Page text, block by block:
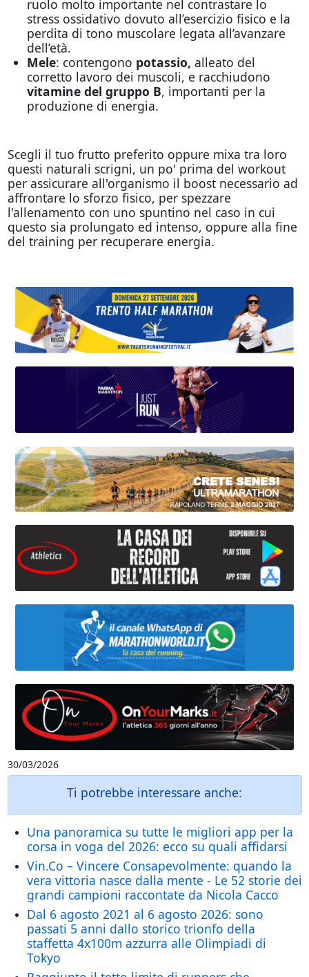
ruolo molto importante nel contrastare lo
stress ossidativo dovuto all’esercizio fisico e la
perdita di tono muscolare legata all’avanzare
dell’età.
Mele: contengono potassio, alleato del
corretto lavoro dei muscoli, e racchiudono
vitamine del gruppo B, importanti per la
produzione di energia.
Scegli il tuo frutto preferito oppure mixa tra loro
questi naturali scrigni, un po' prima del workout
per assicurare all'organismo il boost necessario ad
affrontare lo sforzo fisico, per spezzare
l'allenamento con uno spuntino nel caso in cui
questo sia prolungato ed intenso, oppure alla fine
del training per recuperare energia.
30/03/2026
Ti potrebbe interessare anche:
Una panoramica su tutte le migliori app per la
corsa in voga del 2026: ecco su quali affidarsi
Vin.Co – Vincere Consapevolmente: quando la
vera vittoria nasce dalla mente - Le 52 storie dei
grandi campioni raccontate da Nicola Cacco
Dal 6 agosto 2021 al 6 agosto 2026: sono
passati 5 anni dallo storico trionfo della
staffetta 4x100m azzurra alle Olimpiadi di
Tokyo